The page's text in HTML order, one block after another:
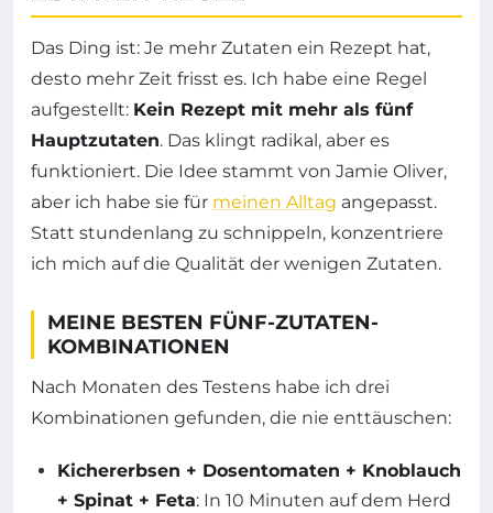
Das Ding ist: Je mehr Zutaten ein Rezept hat,
desto mehr Zeit frisst es. Ich habe eine Regel
aufgestellt: Kein Rezept mit mehr als fünf
Hauptzutaten. Das klingt radikal, aber es
funktioniert. Die Idee stammt von Jamie Oliver,
aber ich habe sie für meinen Alltag angepasst.
Statt stundenlang zu schnippeln, konzentriere
ich mich auf die Qualität der wenigen Zutaten.
MEINE BESTEN FÜNF-ZUTATEN-
KOMBINATIONEN
Nach Monaten des Testens habe ich drei
Kombinationen gefunden, die nie enttäuschen:
Kichererbsen + Dosentomaten + Knoblauch
+ Spinat + Feta: In 10 Minuten auf dem Herd